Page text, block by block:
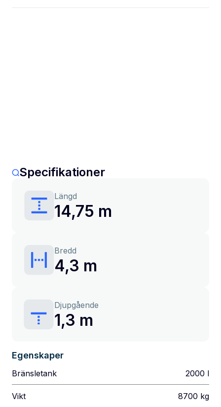
Specifikationer
Längd
14,75 m
Bredd
4,3 m
Djupgående
1,3 m
Egenskaper
Bränsletank 2000 l
Vikt 8700 kg